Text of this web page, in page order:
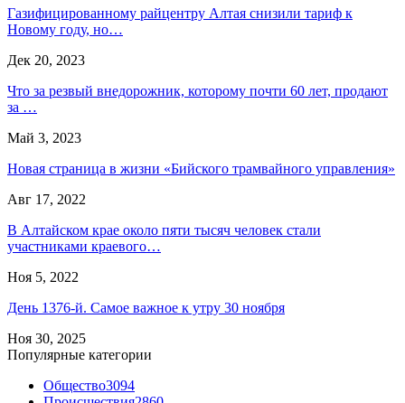
Газифицированному райцентру Алтая снизили тариф к
Новому году, но…
Дек 20, 2023
Что за резвый внедорожник, которому почти 60 лет, продают
за …
Май 3, 2023
Новая страница в жизни «Бийского трамвайного управления»
Авг 17, 2022
В Алтайском крае около пяти тысяч человек стали
участниками краевого…
Ноя 5, 2022
День 1376-й. Самое важное к утру 30 ноября
Ноя 30, 2025
Популярные категории
Общество3094